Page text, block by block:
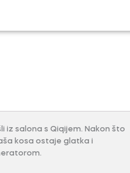
iz salona s Qiqijem. Nakon što
kosa ostaje glatka i